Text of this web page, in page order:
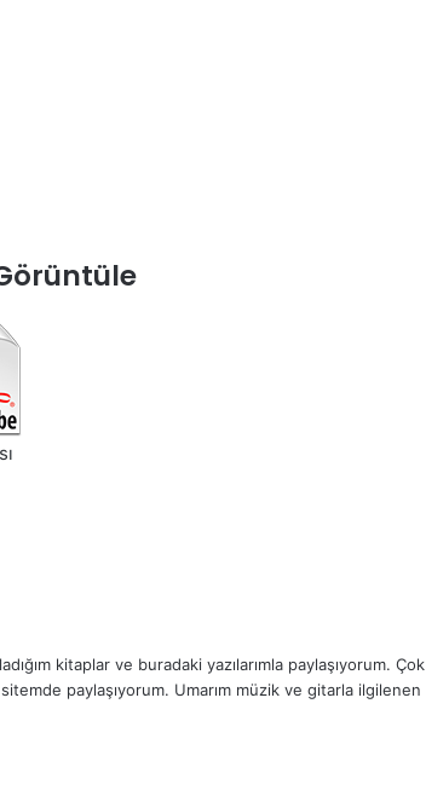
kitaplar ve buradaki yazılarımla paylaşıyorum. Çok
paylaşıyorum. Umarım müzik ve gitarla ilgilenen